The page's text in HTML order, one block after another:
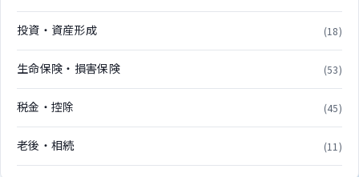
投資・資産形成 (18)
生命保険・損害保険 (53)
税金・控除 (45)
老後・相続 (11)